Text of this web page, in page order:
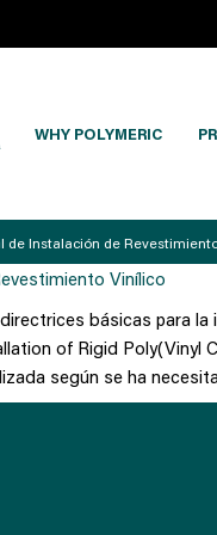
WHY POLYMERIC
de Instalación de
Vinílico
básicas para
of Rigid Poly(Vinyl
según se ha